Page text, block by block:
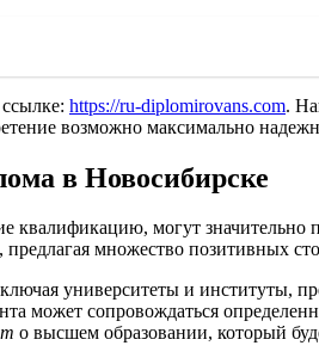
https://ru-diplomirovans.com.
возможно максимально
в Новосибирске
могут
множество позитивных
университеты и институты,
может сопровождаться
о высшем образовании, который